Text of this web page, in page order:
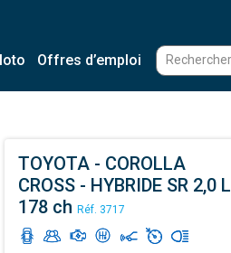
Offres d’emploi
TOYOTA - COROLLA
CROSS - HYBRIDE SR 2,0 L
178 ch Réf. 3717